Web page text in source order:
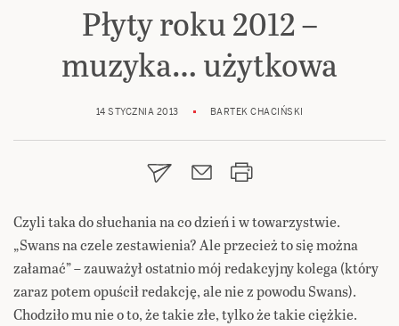
Płyty roku 2012 –
muzyka… użytkowa
14 STYCZNIA 2013 BARTEK CHACIŃSKI
Czyli taka do słuchania na co dzień i w towarzystwie.
„Swans na czele zestawienia? Ale przecież to się można
załamać” – zauważył ostatnio mój redakcyjny kolega (który
zaraz potem opuścił redakcję, ale nie z powodu Swans).
Chodziło mu nie o to, że takie złe, tylko że takie ciężkie.